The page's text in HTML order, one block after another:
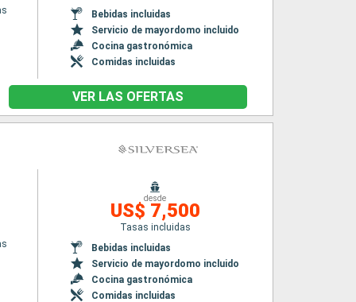
Bebidas incluidas
Servicio de mayordomo incluido
Cocina gastronómica
Comidas incluidas
VER LAS OFERTAS
desde
US$ 7,500
Tasas incluidas
Bebidas incluidas
Servicio de mayordomo incluido
Cocina gastronómica
Comidas incluidas